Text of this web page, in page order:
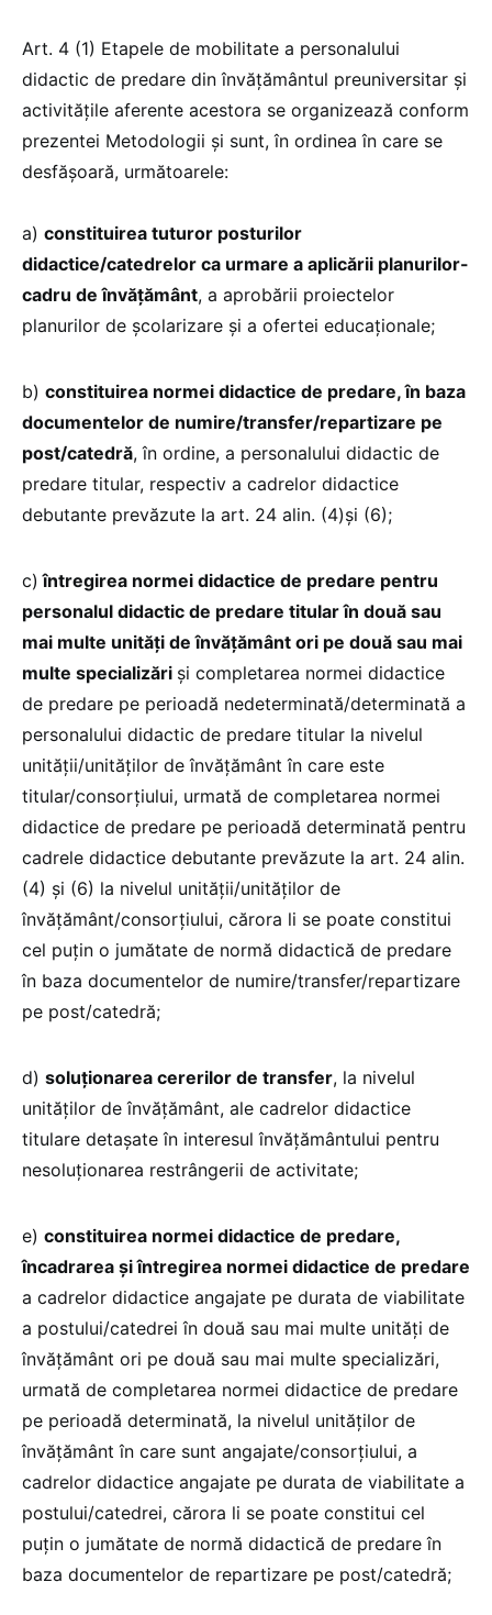
Art. 4 (1) Etapele de mobilitate a personalului
didactic de predare din învățământul preuniversitar și
activitățile aferente acestora se organizează conform
prezentei Metodologii şi sunt, în ordinea în care se
desfăşoară, următoarele:
a) constituirea tuturor posturilor
didactice/catedrelor ca urmare a aplicării planurilor-
cadru de învățământ, a aprobării proiectelor
planurilor de şcolarizare și a ofertei educaționale;
b) constituirea normei didactice de predare, în baza
documentelor de numire/transfer/repartizare pe
post/catedră, în ordine, a personalului didactic de
predare titular, respectiv a cadrelor didactice
debutante prevăzute la art. 24 alin. (4)şi (6);
c) întregirea normei didactice de predare pentru
personalul didactic de predare titular în două sau
mai multe unităţi de învățământ ori pe două sau mai
multe specializări şi completarea normei didactice
de predare pe perioadă nedeterminată/determinată a
personalului didactic de predare titular la nivelul
unităţii/unităţilor de învățământ în care este
titular/consorțiului, urmată de completarea normei
didactice de predare pe perioadă determinată pentru
cadrele didactice debutante prevăzute la art. 24 alin.
(4) şi (6) la nivelul unităţii/unităţilor de
învățământ/consorțiului, cărora li se poate constitui
cel puţin o jumătate de normă didactică de predare
în baza documentelor de numire/transfer/repartizare
pe post/catedră;
d) soluţionarea cererilor de transfer, la nivelul
unităţilor de învățământ, ale cadrelor didactice
titulare detaşate în interesul învățământului pentru
nesoluţionarea restrângerii de activitate;
e) constituirea normei didactice de predare,
încadrarea şi întregirea normei didactice de predare
a cadrelor didactice angajate pe durata de viabilitate
a postului/catedrei în două sau mai multe unităţi de
învățământ ori pe două sau mai multe specializări,
urmată de completarea normei didactice de predare
pe perioadă determinată, la nivelul unităţilor de
învățământ în care sunt angajate/consorţiului, a
cadrelor didactice angajate pe durata de viabilitate a
postului/catedrei, cărora li se poate constitui cel
puţin o jumătate de normă didactică de predare în
baza documentelor de repartizare pe post/catedră;